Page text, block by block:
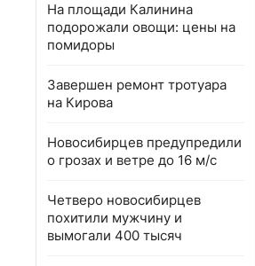
На площади Калинина
подорожали овощи: цены на
помидоры
Завершен ремонт тротуара
на Кирова
Новосибирцев предупредили
о грозах и ветре до 16 м/с
Четверо новосибирцев
похитили мужчину и
вымогали 400 тысяч